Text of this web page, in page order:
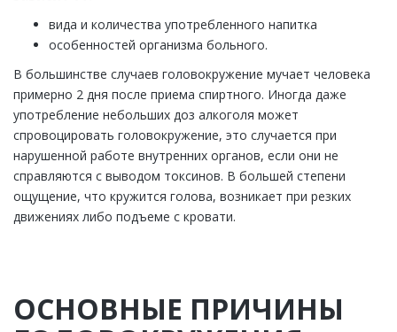
вида и количества употребленного напитка
особенностей организма больного.
В большинстве случаев головокружение мучает человека
примерно 2 дня после приема спиртного. Иногда даже
употребление небольших доз алкоголя может
спровоцировать головокружение, это случается при
нарушенной работе внутренних органов, если они не
справляются с выводом токсинов. В большей степени
ощущение, что кружится голова, возникает при резких
движениях либо подъеме с кровати.
ОСНОВНЫЕ ПРИЧИНЫ